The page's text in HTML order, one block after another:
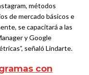
métodos
de mercado básicos e
se capacitará a las
y Google
señaló Lindarte.
con